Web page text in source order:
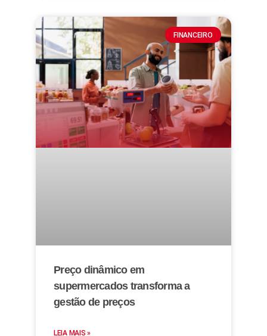
FINANCEIRO
Preço dinâmico em
supermercados transforma a
gestão de preços
LEIA MAIS »